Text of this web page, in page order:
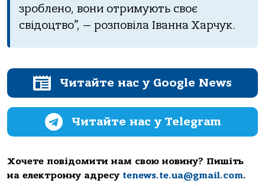
зроблено, вони отримують своє
свідоцтво”, — розповіла Іванна Харчук.
Читайте нас у Google News
Читайте нас у Telegram
Хочете повідомити нам свою новину? Пишіть
на електронну адресу tenews.te.ua@gmail.com.